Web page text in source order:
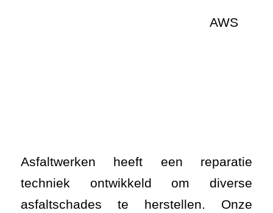
AWS
Asfaltwerken heeft een reparatie
techniek ontwikkeld om diverse
asfaltschades te herstellen. Onze